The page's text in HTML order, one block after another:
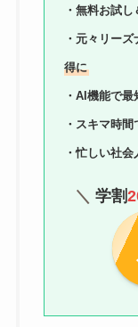
・無料お試
・元々リー
得に
・AI機能で
・スキマ時
・忙しい社
＼ 学割